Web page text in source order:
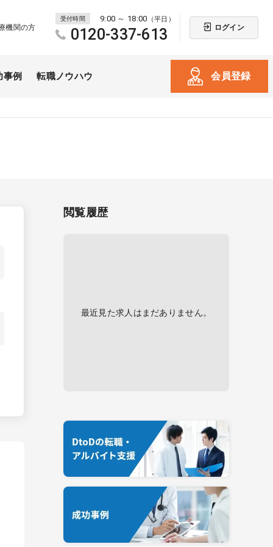
機関の方
受付時間 9:00 ～ 18:00 （平日）
0120-337-613 ログイン
事例 転職ノウハウ 会員登録
閲覧履歴
最近見た求人はまだありません。